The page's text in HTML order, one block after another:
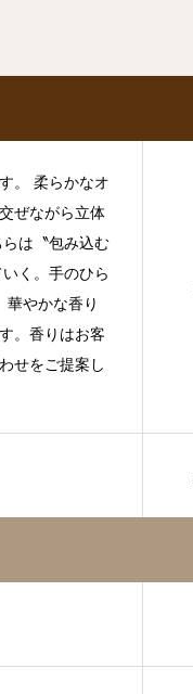
。 柔らかなオ
ぜながら立体
は〝包み込む
く。手のひら
華やかな香り
。香りはお客
せをご提案し